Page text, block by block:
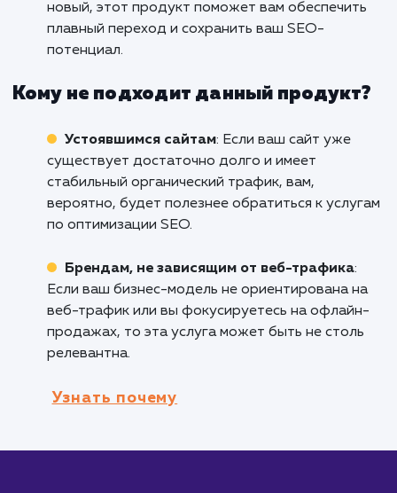
Кому подходит данный продукт?
Новым бизнесам: Если вы только
свой сайт, этот продукт идеален для вас.
Продвижение молодых сайтов поможет вам
создать прочную SEO-базу и начать
органический трафик.
Стартапам : Начинающим компаниям,
Интернете, услуга будет весьма полезна.
Брендам, делающим ребрендинг или
запускающим новый сайт
новый, этот продукт поможет вам